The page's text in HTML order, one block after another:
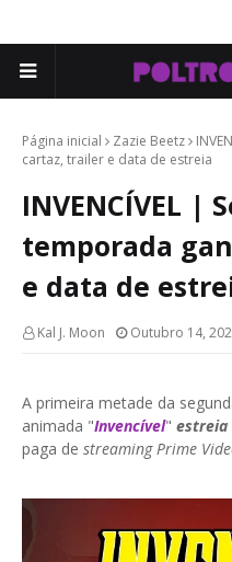
Página inicial Zazie Beetz
cartaz, trailer e data de estreia
INVENCÍVEL |
temporada
e data de
Kal J. Moon Outubro 14,
A primeira metade da
animada "Invencível" estreia
paga de streaming Prime